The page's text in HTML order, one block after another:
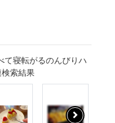
て寝転がるのんびりハ
索結果